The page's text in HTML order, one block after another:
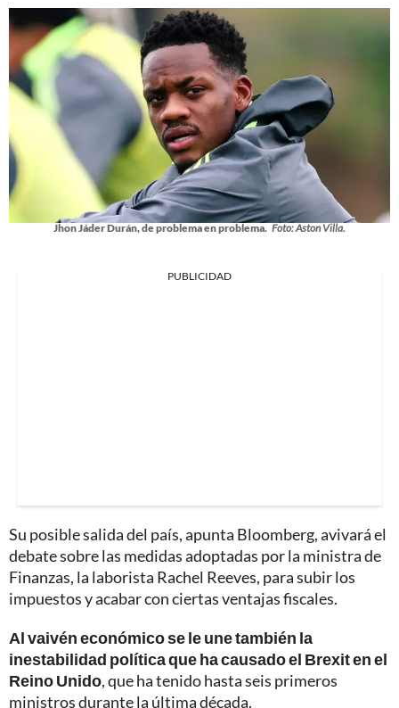
Jhon Jáder Durán, de problema en problema. Foto: Aston Villa.
PUBLICIDAD
Su posible salida del país, apunta Bloomberg, avivará el
debate sobre las medidas adoptadas por la ministra de
Finanzas, la laborista Rachel Reeves, para subir los
impuestos y acabar con ciertas ventajas fiscales.
Al vaivén económico se le une también la
inestabilidad política que ha causado el Brexit en el
Reino Unido, que ha tenido hasta seis primeros
ministros durante la última década.